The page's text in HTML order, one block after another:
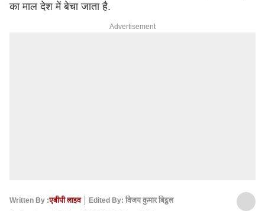
का माल देश में बेचा जाता है.
Advertisement
Written By :एबीपी लाइव
Edited By: विजय कुमार बिट्ठल